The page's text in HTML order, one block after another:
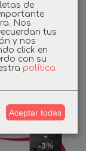
-3%
de
Nos
tus
y nos
click en
con su
política
Aceptar todas